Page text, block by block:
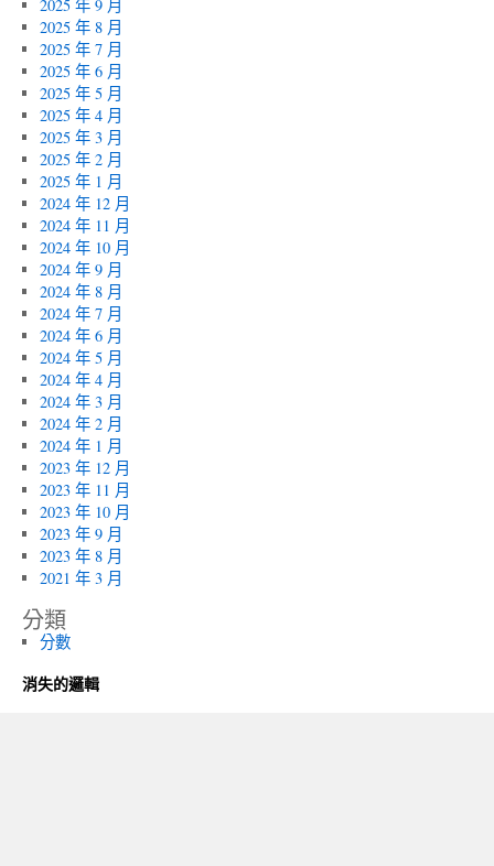
2025 年 9 月
2025 年 8 月
2025 年 7 月
2025 年 6 月
2025 年 5 月
2025 年 4 月
2025 年 3 月
2025 年 2 月
2025 年 1 月
2024 年 12 月
2024 年 11 月
2024 年 10 月
2024 年 9 月
2024 年 8 月
2024 年 7 月
2024 年 6 月
2024 年 5 月
2024 年 4 月
2024 年 3 月
2024 年 2 月
2024 年 1 月
2023 年 12 月
2023 年 11 月
2023 年 10 月
2023 年 9 月
2023 年 8 月
2021 年 3 月
分類
分數
消失的邏輯